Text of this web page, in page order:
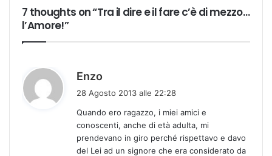
7 thoughts on “Tra il dire e il fare c’è di mezzo…
l’Amore!”
Enzo
e
t
t
28 Agosto 2013 alle 22:28
Quando ero ragazzo, i miei amici e
conoscenti, anche di età adulta, mi
prendevano in giro perché rispettavo e davo
del Lei ad un signore che era considerato da